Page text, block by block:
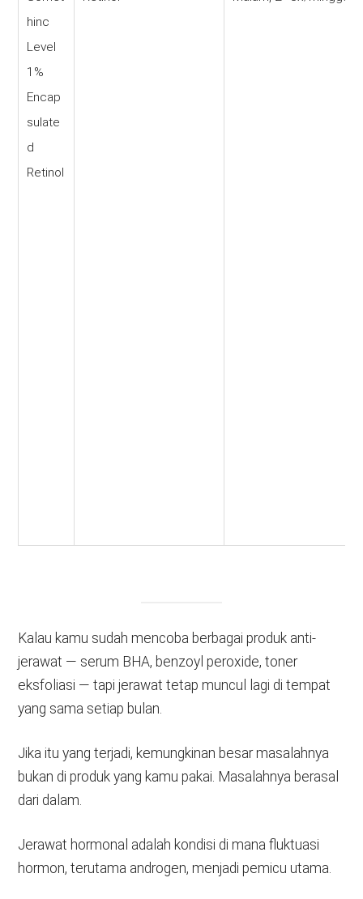
hinc
Level
1%
Encap
sulate
d
Retinol
Kalau kamu sudah mencoba berbagai produk anti-
jerawat — serum BHA, benzoyl peroxide, toner
eksfoliasi — tapi jerawat tetap muncul lagi di tempat
yang sama setiap bulan.
Jika itu yang terjadi, kemungkinan besar masalahnya
bukan di produk yang kamu pakai. Masalahnya berasal
dari dalam.
Jerawat hormonal adalah kondisi di mana fluktuasi
hormon, terutama androgen, menjadi pemicu utama.